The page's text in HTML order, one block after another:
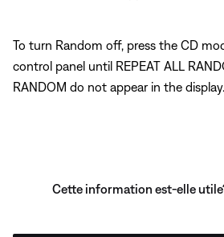
To turn Random off, press the CD
control panel until REPEAT ALL
RANDOM do not appear in the display.
Cette information est-elle